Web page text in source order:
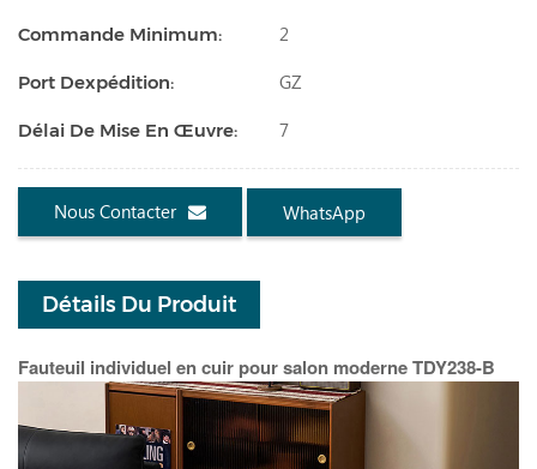
Commande Minimum: 2
Port Dexpédition: GZ
Délai De Mise En Œuvre: 7
Nous Contacter WhatsApp
Détails Du Produit
Fauteuil individuel en cuir pour salon moderne TDY238-B